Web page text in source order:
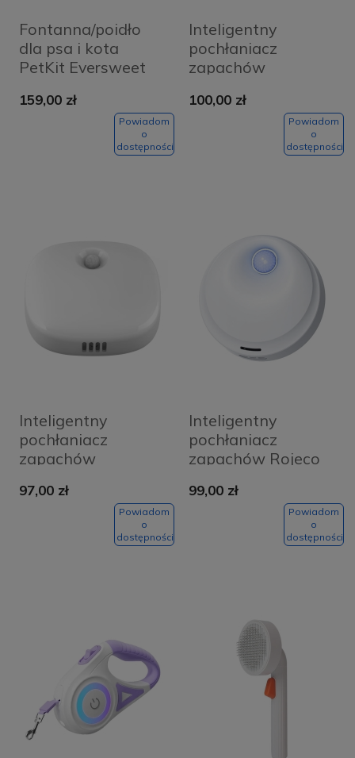
Fontanna/poidło
dla psa i kota
PetKit Eversweet
szary)
159,00 zł
Powiadom
o
dostępności
Inteligentny
pochłaniacz
zapachów
Odor Eliminator
100,00 zł
Powiadom
o
dostępności
Inteligentny
pochłaniacz
zapachów
Odor Eliminator Pro
97,00 zł
Powiadom
o
dostępności
Inteligentny
pochłaniacz
zapachów Rojeco
Deodorizer
99,00 zł
Powiadom
o
dostępności